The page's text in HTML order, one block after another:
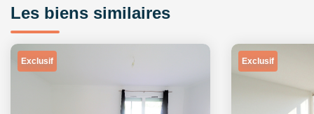
Les biens similaires
Exclusif Exclusif